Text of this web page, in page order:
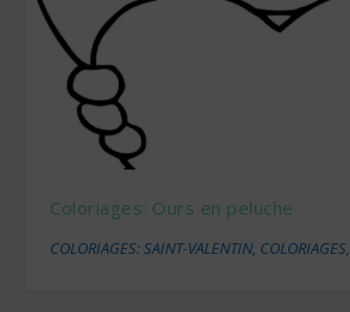
Coloriages: Ours en peluche
COLORIAGES: SAINT-VALENTIN, COLORIAGES,